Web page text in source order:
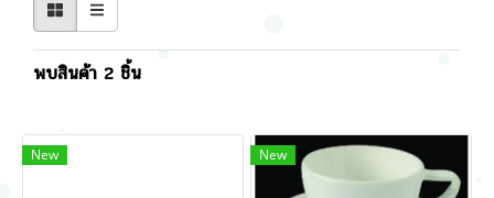
พบสินค้า 2 ชิ้น
New New